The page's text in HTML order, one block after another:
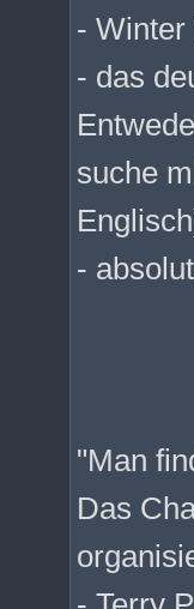
-
- das
suche
-
"Man
Das